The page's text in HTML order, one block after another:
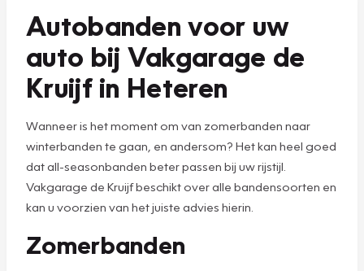
Autobanden voor uw
auto bij Vakgarage de
Kruijf in Heteren
Wanneer is het moment om van zomerbanden naar
winterbanden te gaan, en andersom? Het kan heel goed
dat all-seasonbanden beter passen bij uw rijstijl.
Vakgarage de Kruijf beschikt over alle bandensoorten en
kan u voorzien van het juiste advies hierin.
Zomerbanden